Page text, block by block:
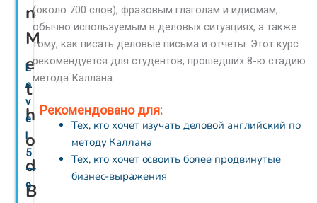
n
M
e
t
h
o
d
B
L
e
v
e
l
5
〜
9
(около 700 слов), фразовым глаголам и идиомам,
обычно используемым в деловых ситуациях, а также
тому, как писать деловые письма и отчеты. Этот курс
рекомендуется для студентов, прошедших 8-ю стадию
метода Каллана.
Рекомендовано для:
Тех, кто хочет изучать деловой английский по
методу Каллана
Тех, кто хочет освоить более продвинутые
бизнес-выражения